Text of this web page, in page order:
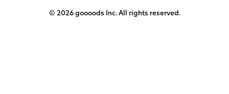
© 2026 goooods Inc. All rights reserved.